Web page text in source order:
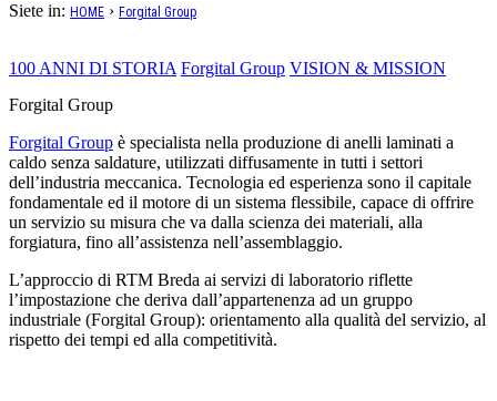
Siete in: HOME › Forgital Group
100 ANNI DI STORIA Forgital Group VISION & MISSION
Forgital Group
Forgital Group è specialista nella produzione di anelli laminati a
caldo senza saldature, utilizzati diffusamente in tutti i settori
dell’industria meccanica. Tecnologia ed esperienza sono il capitale
fondamentale ed il motore di un sistema flessibile, capace di offrire
un servizio su misura che va dalla scienza dei materiali, alla
forgiatura, fino all’assistenza nell’assemblaggio.
L’approccio di RTM Breda ai servizi di laboratorio riflette
l’impostazione che deriva dall’appartenenza ad un gruppo
industriale (Forgital Group): orientamento alla qualità del servizio, al
rispetto dei tempi ed alla competitività.